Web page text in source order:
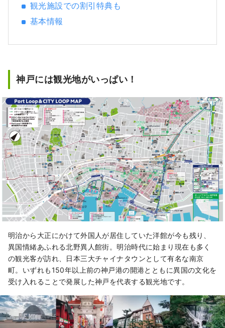
ます。
観光施設での割引特典も
基本情報
神戸には観光地がいっぱい！
明治から大正にかけて外国人が居住していた洋館が今も残り、
異国情緒あふれる北野異人館街。明治時代に始まり現在も多く
の観光客が訪れ、日本三大チャイナタウンとして有名な南京
町。いずれも150年以上前の神戸港の開港とともに異国の文化を
受け入れることで発展した神戸を代表する観光地です。